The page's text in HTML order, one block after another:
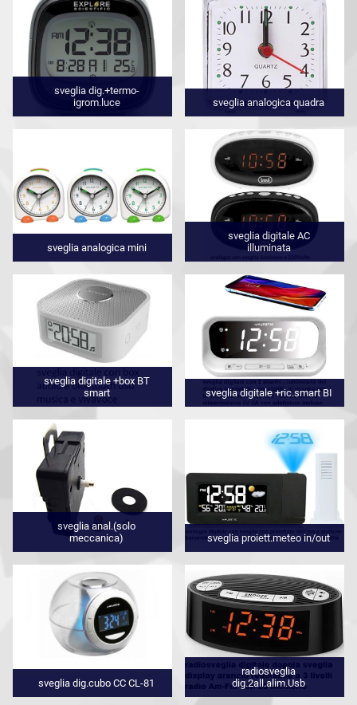
sveglia dig.+termo-
igrom.luce
sveglia analogica quadra
sveglia analogica mini
sveglia digitale AC
illuminata
sveglia digitale +box BT
smart
sveglia digitale +ric.smart BI
sveglia anal.(solo
meccanica)
sveglia proiett.meteo in/out
sveglia dig.cubo CC CL-81
radiosveglia
dig.2all.alim.Usb